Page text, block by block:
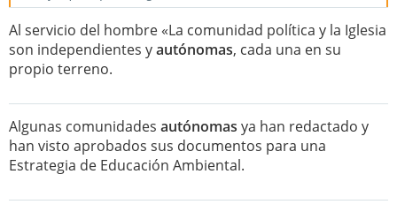
Al servicio del hombre «La comunidad política y la Iglesia
son independientes yautónomas, cada una en su
propio terreno.
Algunas comunidades autónomas ya han redactado y
han visto aprobados sus documentos para una
Estrategia de Educación Ambiental.